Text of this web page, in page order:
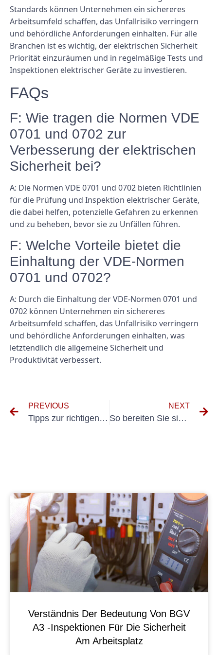
Standards können Unternehmen ein sichereres
Arbeitsumfeld schaffen, das Unfallrisiko verringern
und behördliche Anforderungen einhalten. Für alle
Branchen ist es wichtig, der elektrischen Sicherheit
Priorität einzuräumen und in regelmäßige Tests und
Inspektionen elektrischer Geräte zu investieren.
FAQs
F: Wie tragen die Normen VDE
0701 und 0702 zur
Verbesserung der elektrischen
Sicherheit bei?
A: Die Normen VDE 0701 und 0702 bieten Richtlinien
für die Prüfung und Inspektion elektrischer Geräte,
die dabei helfen, potenzielle Gefahren zu erkennen
und zu beheben, bevor sie zu Unfällen führen.
F: Welche Vorteile bietet die
Einhaltung der VDE-Normen
0701 und 0702?
A: Durch die Einhaltung der VDE-Normen 0701 und
0702 können Unternehmen ein sichereres
Arbeitsumfeld schaffen, das Unfallrisiko verringern
und behördliche Anforderungen einhalten, was
letztendlich die allgemeine Sicherheit und
Produktivität verbessert.
PREVIOUS
Tipps zur richtigen Wartung und Pflege Ihres DGUV A3 Messgerätes
NEXT
So bereiten Sie sich auf die UVV-Prüfung in Nürtingen vor
Verständnis Der Bedeutung Von BGV
A3 -Inspektionen Für Die Sicherheit
Am Arbeitsplatz